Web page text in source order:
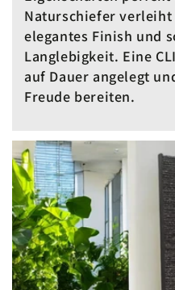
Naturschiefer verleiht
elegantes Finish und
Langlebigkeit. Eine
auf Dauer angelegt
Freude bereiten.